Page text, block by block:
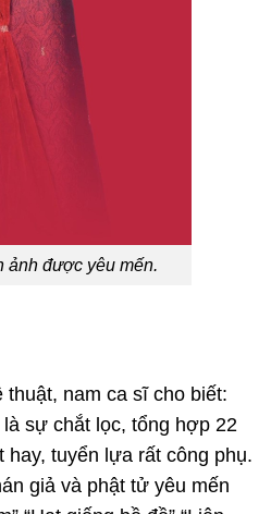
ảnh được yêu mến.
nam ca sĩ cho biết:
là sự chắt lọc, tổng hợp 22
hay, tuyển lựa rất công phụ.
giả và phật tử yêu mến